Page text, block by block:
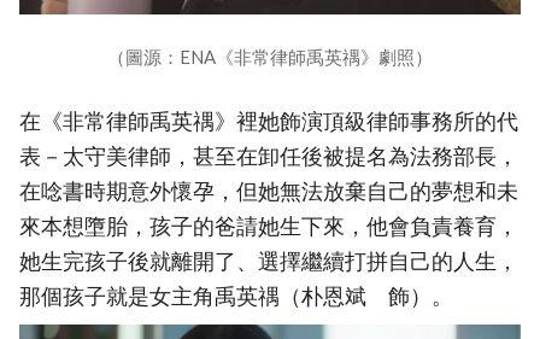
（圖源：ENA《非常律師禹英禑》劇照）
在《非常律師禹英禑》裡她飾演頂級律師事務所的代
表－太守美律師，甚至在卸任後被提名為法務部長，
在唸書時期意外懷孕，但她無法放棄自己的夢想和未
來本想墮胎，孩子的爸請她生下來，他會負責養育，
她生完孩子後就離開了、選擇繼續打拼自己的人生，
那個孩子就是女主角禹英禑（朴恩斌 飾）。